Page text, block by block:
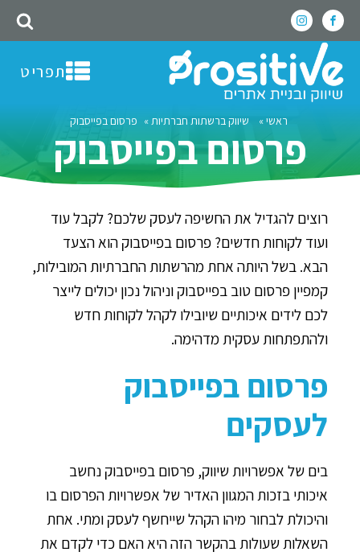
תפריט
ראשי» שיווק ברשתות חברתיות» פרסום בפייסבוק
פרסום בפייסבוק
רוצים להגדיל את החשיפה לעסק שלכם? לקבל עוד
ועוד לקוחות חדשים? פרסום בפייסבוק הוא הצעד
הבא. בשל היותה אחת מהרשתות החברתיות המובילות,
קמפיין פרסום טוב בפייסבוק וניהול נכון יכולים לייצר
לכם לידים איכותיים שיובילו לקהל לקוחות חדש
ולהתפתחות עסקית מדהימה.
פרסום בפייסבוק
לעסקים
בים של אפשרויות שיווק, פרסום בפייסבוק נחשב
איכותי בזכות המגוון האדיר של אפשרויות הפרסום בו
והיכולת לבחור מיהו הקהל שייחשף לעסק ומתי. אחת
השאלות שעולות בהקשר הזה היא האם כדי לקדם את